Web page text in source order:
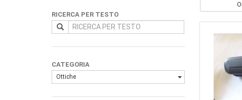
RICERCA PER TESTO
CATEGORIA
Ottiche